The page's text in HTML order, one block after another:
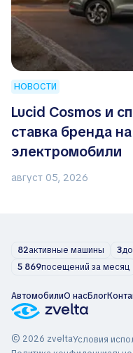
НОВОСТИ
Lucid Cosmos и
ставка бренда
электромобили
август 05, 2026
82активные машины 3
5 869посещений за месяц
АвтомобилиО насБлог
© 2026 zveltaУсловия